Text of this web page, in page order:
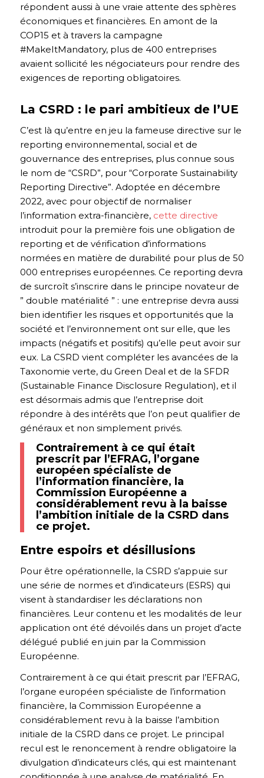
répondent aussi à une vraie attente des sphères
économiques et financières. En amont de la
COP15 et à travers la campagne
#MakeItMandatory, plus de 400 entreprises
avaient sollicité les négociateurs pour rendre des
exigences de reporting obligatoires.
La CSRD : le pari ambitieux de l’UE
C’est là qu’entre en jeu la fameuse directive sur le
reporting environnemental, social et de
gouvernance des entreprises, plus connue sous
le nom de “CSRD”, pour “Corporate Sustainability
Reporting Directive”. Adoptée en décembre
2022, avec pour objectif de normaliser
l’information extra-financière, cette directive
introduit pour la première fois une obligation de
reporting et de vérification d’informations
normées en matière de durabilité pour plus de 50
000 entreprises européennes. Ce reporting devra
de surcroît s’inscrire dans le principe novateur de
” double matérialité ” : une entreprise devra aussi
bien identifier les risques et opportunités que la
société et l’environnement ont sur elle, que les
impacts (négatifs et positifs) qu’elle peut avoir sur
eux. La CSRD vient compléter les avancées de la
Taxonomie verte, du Green Deal et de la SFDR
(Sustainable Finance Disclosure Regulation), et il
est désormais admis que l’entreprise doit
répondre à des intérêts que l’on peut qualifier de
généraux et non simplement privés.
Contrairement à ce qui était
prescrit par l’EFRAG, l’organe
européen spécialiste de
l’information financière, la
Commission Européenne a
considérablement revu à la baisse
l’ambition initiale de la CSRD dans
ce projet.
Entre espoirs et désillusions
Pour être opérationnelle, la CSRD s’appuie sur
une série de normes et d’indicateurs (ESRS) qui
visent à standardiser les déclarations non
financières. Leur contenu et les modalités de leur
application ont été dévoilés dans un projet d’acte
délégué publié en juin par la Commission
Européenne.
Contrairement à ce qui était prescrit par l’EFRAG,
l’organe européen spécialiste de l’information
financière, la Commission Européenne a
considérablement revu à la baisse l’ambition
initiale de la CSRD dans ce projet. Le principal
recul est le renoncement à rendre obligatoire la
divulgation d’indicateurs clés, qui est maintenant